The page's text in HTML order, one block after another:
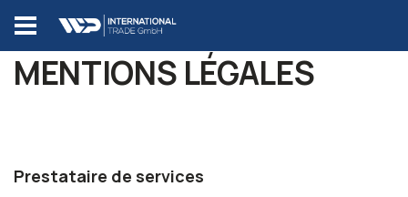
MENTIONS LÉGALES
Prestataire de services